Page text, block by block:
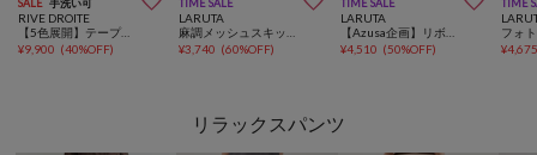
SALE 手洗い可
RIVE DROITE
¥9,900 (40%OFF)
TIME SALE
LARUTA
¥3,740 (60%OFF)
TIME SALE
LARUTA
¥4,510 (50%OFF)
TIME
フォ
¥
リラックスパンツ